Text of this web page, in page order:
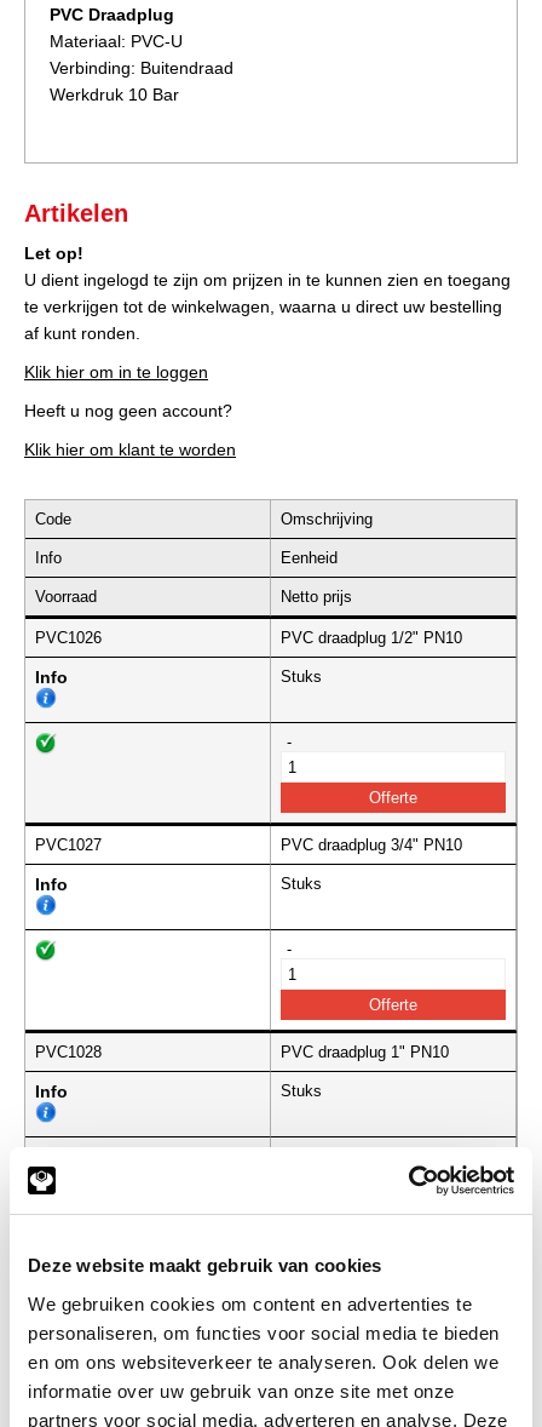
Deze website maakt gebruik van cookies
We gebruiken cookies om content en advertenties te
personaliseren, om functies voor social media te bieden
en om ons websiteverkeer te analyseren. Ook delen we
informatie over uw gebruik van onze site met onze
partners voor social media, adverteren en analyse. Deze
PVC Draadplug
Materiaal: PVC-U
Verbinding: Buitendraad
Werkdruk 10 Bar
Artikelen
Let op!
U dient ingelogd te zijn om prijzen in te kunnen zien en toegang
te verkrijgen tot de winkelwagen, waarna u direct uw bestelling
af kunt ronden.
Klik hier om in te loggen
Heeft u nog geen account?
Klik hier om klant te worden
Code Omschrijving
Info Eenheid
Voorraad Netto prijs
PVC1026 PVC draadplug 1/2" PN10
Info Stuks
-
PVC1027 PVC draadplug 3/4" PN10
Info Stuks
-
PVC1028 PVC draadplug 1" PN10
Info Stuks
Gerelateerde categorieën voor PVC
Draadplug